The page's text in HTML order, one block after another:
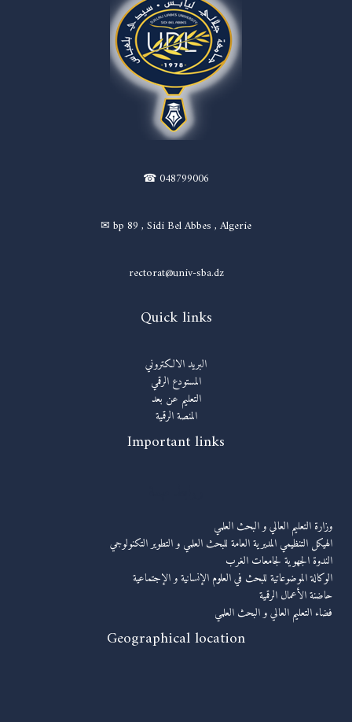
☎ 048799006
✉ bp 89 , Sidi Bel Abbes , Algerie
rectorat@univ-sba.dz
Quick links
البريد الالكتروني
المستودع الرقمي
التعليم عن بعد
المنصة الرقمية
Important links
وزارة التعليم العالي و البحث العلمي
الهيكل التنظيمي المديرية العامة للبحث العلمي و التطوير التكنولوجي
الندوة الجهوية لجامعات الغرب
الوكالة الموضوعاتية للبحث في العلوم الإنسانية و الإجتماعية
حاضنة الأعمال الرقمية
فضاء التعليم العالي و البحث العلمي
Geographical location